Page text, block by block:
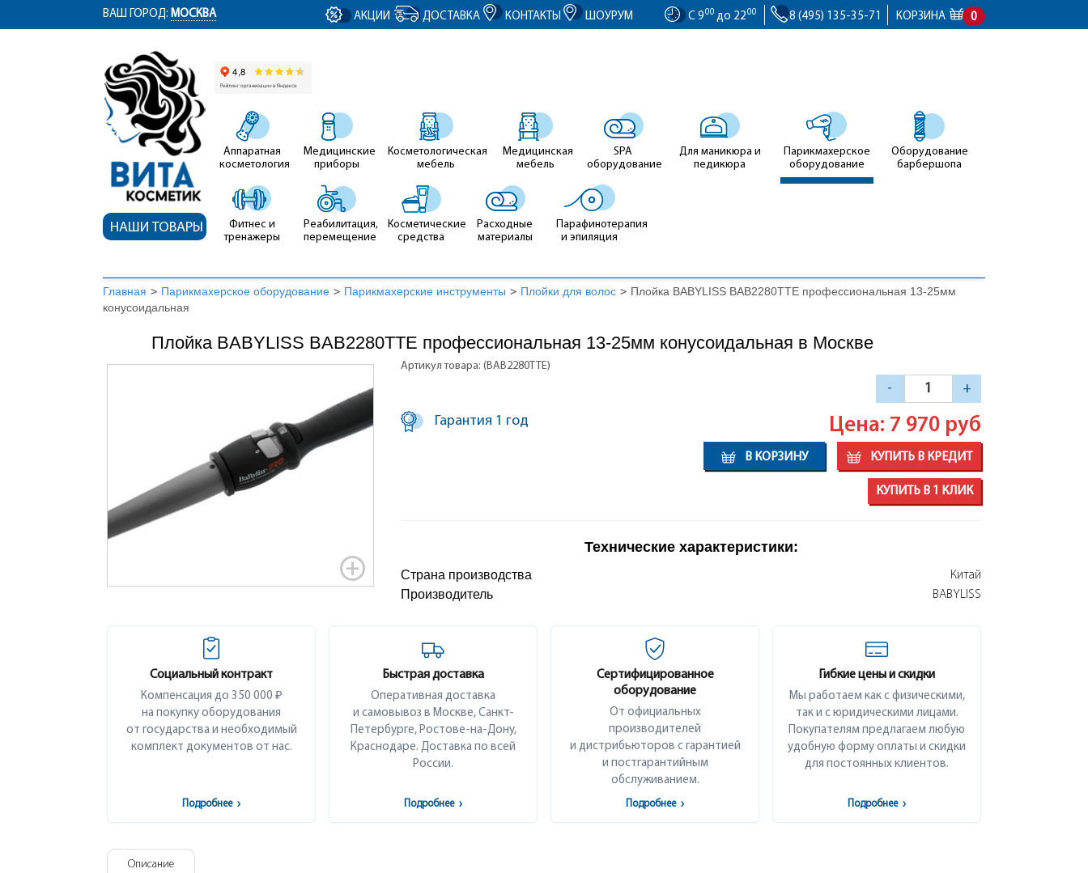
ym(12767704, 'getClientID', function(clientID) { document.getElementById('clientID').value = clientID; });
ВАШ ГОРОД: МОСКВА АКЦИИ ДОСТАВКА КОНТАКТЫ ШОУРУМ С 900 до 2200 8 (495) 135-35-71 КОРЗИНА 0
НАШИ ТОВАРЫ
Аппаратная
косметология
Медицинские
приборы
Косметологическая
мебель
Медицинская
мебель
SPA
оборудование
Для маникюра и
педикюра
Парикмахерское
оборудование
Оборудование
барбершопа
Фитнес и
тренажеры
Реабилитация,
перемещение
Косметические
средства
Расходные
материалы
Парафинотерапия
и эпиляция
Главная > Парикмахерское оборудование > Парикмахерские инструменты > Плойки для волос > Плойка BABYLISS BAB2280TTE профессиональная 13-25мм
конусоидальная
Плойка BABYLISS BAB2280TTE профессиональная 13-25мм конусоидальная в Москве
Артикул товара: (BAB2280TTE)
- +
Гарантия 1 год Цена: 7 970 руб
В КОРЗИНУ КУПИТЬ В КРЕДИТ
КУПИТЬ В 1 КЛИК
Технические характеристики:
Страна производства Китай
Производитель BABYLISS
Социальный контракт
Компенсация до 350 000 ₽
на покупку оборудования
от государства и необходимый
комплект документов от нас.
Подробнее ›
Быстрая доставка
Оперативная доставка
и самовывоз в Москве, Санкт-
Петербурге, Ростове-на-Дону,
Краснодаре. Доставка по всей
России.
Подробнее ›
Сертифицированное
оборудование
От официальных
производителей
и дистрибьюторов с гарантией
и постгарантийным
обслуживанием.
Подробнее ›
Гибкие цены и скидки
Мы работаем как с физическими,
так и с юридическими лицами.
Покупателям предлагаем любую
удобную форму оплаты и скидки
для постоянных клиентов.
Подробнее ›
Описание